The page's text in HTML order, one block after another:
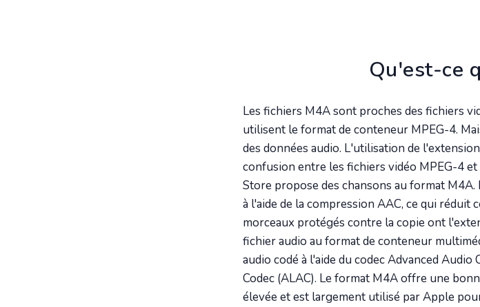
Qu'est-ce
Les fichiers M4A sont proches des fichiers
utilisent le format de conteneur MPEG-4.
des données audio. L'utilisation de
confusion entre les fichiers vidéo MPEG-4
Store propose des chansons au format
à l'aide de la compression AAC, ce qui réduit
morceaux protégés contre la copie ont
fichier audio au format de conteneur
audio codé à l'aide du codec Advanced
Codec (ALAC). Le format M4A offre une
élevée et est largement utilisé par Apple